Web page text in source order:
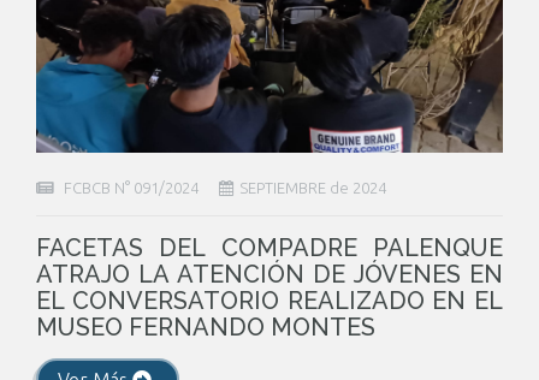
FCBCB N° 091/2024 SEPTIEMBRE de 2024
FACETAS DEL COMPADRE PALENQUE
ATRAJO LA ATENCIÓN DE JÓVENES EN
EL CONVERSATORIO REALIZADO EN EL
MUSEO FERNANDO MONTES